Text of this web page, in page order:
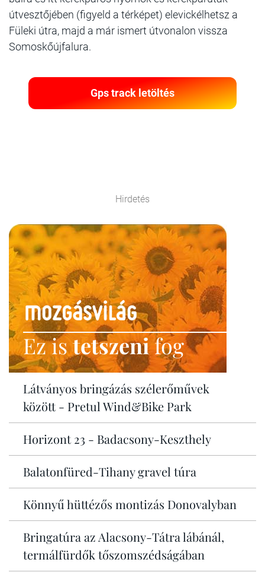
útvesztőjében (figyeld a térképet) elevickélhetsz a
Füleki útra, majd a már ismert útvonalon vissza
Somoskőújfalura.
Gps track letöltés
Hirdetés
Ez istetszenifog
Látványos bringázás szélerőművek
között - Pretul Wind&Bike Park
Horizont 23 - Badacsony-Keszthely
Balatonfüred-Tihany gravel túra
Könnyű hüttézős montizás Donovalyban
Bringatúra az Alacsony-Tátra lábánál,
termálfürdők tőszomszédságában